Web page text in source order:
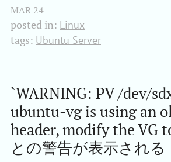
MAR 24
posted in: Linux
tags: Ubuntu Server
`WARNING: PV /dev/
ubuntu-vg is using an
header, modify the VG
との警告が表示される